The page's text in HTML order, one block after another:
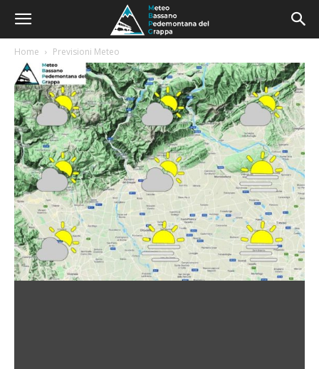
Home Previsioni Meteo